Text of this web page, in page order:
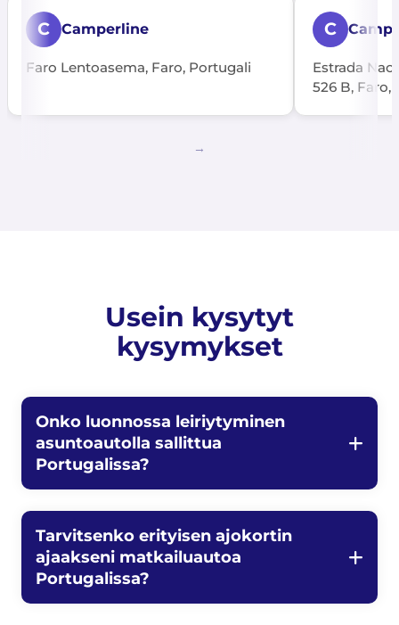
C Camperline
Faro Lentoasema, Faro, Portugali
C
Estrada
526 B, Faro,
Usein kysytyt
kysymykset
Onko luonnossa leiriytyminen
asuntoautolla sallittua
Portugalissa?
Tarvitsenko erityisen ajokortin
ajaakseni matkailuautoa
Portugalissa?